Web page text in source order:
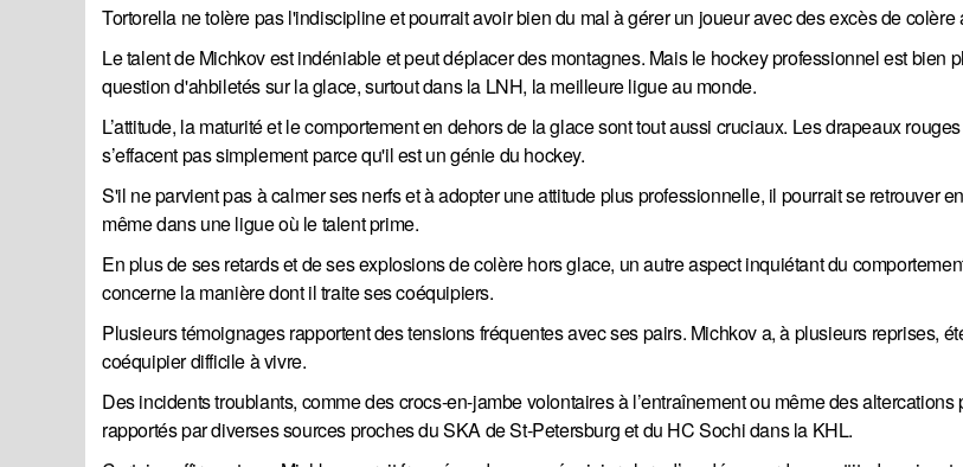
Tortorella ne tolère pas l'indiscipline et pourrait avoir bien du mal à gérer un joueur avec des excès de
Le talent de Michkov est indéniable et peut déplacer des montagnes. Mais le hockey professionnel est bien
question d'ahbiletés sur la glace, surtout dans la LNH, la meilleure ligue au monde.
L’attitude, la maturité et le comportement en dehors de la glace sont tout aussi cruciaux. Les drapeaux
s’effacent pas simplement parce qu'il est un génie du hockey.
S'il ne parvient pas à calmer ses nerfs et à adopter une attitude plus professionnelle, il pourrait se retrouver
même dans une ligue où le talent prime.
En plus de ses retards et de ses explosions de colère hors glace, un autre aspect inquiétant du
concerne la manière dont il traite ses coéquipiers.
Plusieurs témoignages rapportent des tensions fréquentes avec ses pairs. Michkov a, à plusieurs reprises,
coéquipier difficile à vivre.
Des incidents troublants, comme des crocs-en-jambe volontaires à l’entraînement ou même des altercations
rapportés par diverses sources proches du SKA de St-Petersburg et du HC Sochi dans la KHL.